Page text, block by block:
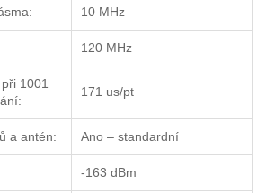
10 MHz
120 MHz
1001
171 us/pt
a antén: Ano – standardní
-163 dBm